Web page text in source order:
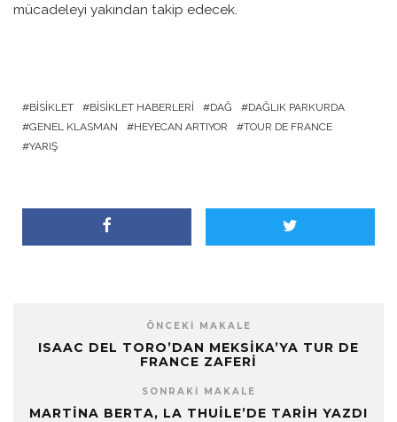
mücadeleyi yakından takip edecek.
BISIKLET BISIKLET HABERLERI DAĞ
DAĞLIK PARKURDA
GENEL KLASMAN
HEYECAN ARTIYOR
TOUR DE FRANCE
YARIŞ
ÖNCEKI MAKALE
ISAAC DEL TORO’DAN MEKSIKA’YA TUR DE
FRANCE ZAFERI
SONRAKI MAKALE
MARTINA BERTA, LA THUILE’DE TARIH YAZDI